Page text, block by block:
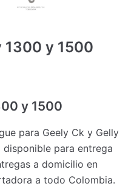
1300 y 1500
y 1500
para Geely Ck y Gelly
disponible para entrega
a domicilio en
a todo Colombia.